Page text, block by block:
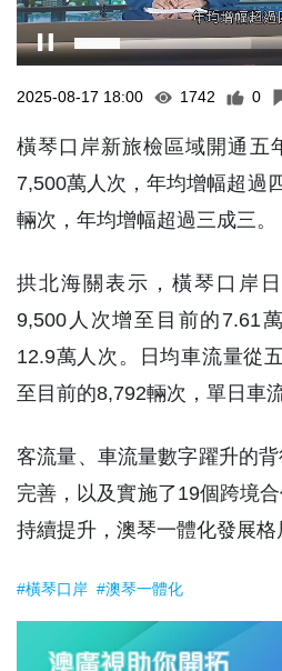
2025-08-17 18:00 1742 0
橫琴口岸新旅檢區域開通五
7,500萬人次，年均增幅超過
輛次，年均增幅超過三成三。
拱北海關表示，橫琴口岸
9,500人次增至目前的7.61
12.9萬人次。日均車流量從
至目前的8,792輛次，單日車
客流量、車流量數字躍升的
完善，以及實施了19個跨境
持續提升，澳琴一體化發展格
#橫琴口岸 #澳琴一體化